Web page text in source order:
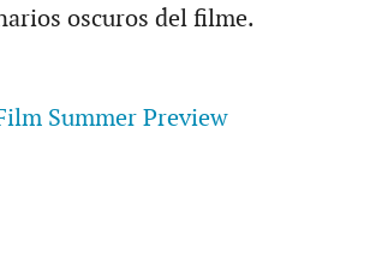
oscuros del filme.